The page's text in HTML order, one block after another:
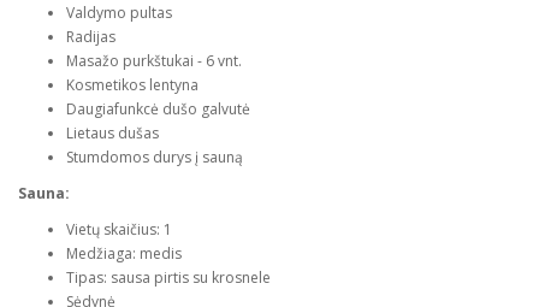
Valdymo pultas
Radijas
Masažo purkštukai - 6 vnt.
Kosmetikos lentyna
Daugiafunkcė dušo galvutė
Lietaus dušas
Stumdomos durys į sauną
Sauna:
Vietų skaičius: 1
Medžiaga: medis
Tipas: sausa pirtis su krosnele
Sėdynė